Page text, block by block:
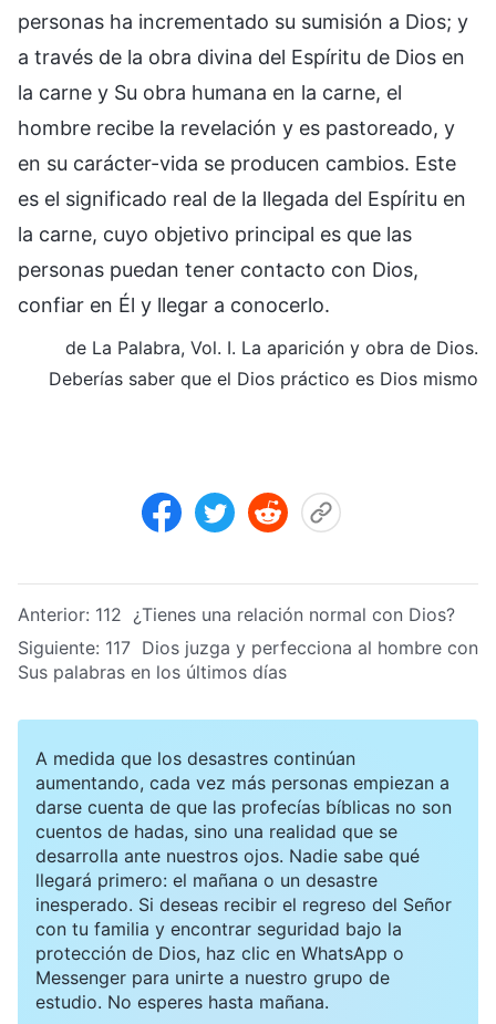
personas ha incrementado su sumisión a Dios; y
a través de la obra divina del Espíritu de Dios en
la carne y Su obra humana en la carne, el
hombre recibe la revelación y es pastoreado, y
en su carácter-vida se producen cambios. Este
es el significado real de la llegada del Espíritu en
la carne, cuyo objetivo principal es que las
personas puedan tener contacto con Dios,
confiar en Él y llegar a conocerlo.
de La Palabra, Vol. I. La aparición y obra de Dios.
Deberías saber que el Dios práctico es Dios mismo
Anterior: 112 ¿Tienes una relación normal con Dios?
Siguiente: 117 Dios juzga y perfecciona al hombre con
Sus palabras en los últimos días
A medida que los desastres continúan
aumentando, cada vez más personas empiezan a
darse cuenta de que las profecías bíblicas no son
cuentos de hadas, sino una realidad que se
desarrolla ante nuestros ojos. Nadie sabe qué
llegará primero: el mañana o un desastre
inesperado. Si deseas recibir el regreso del Señor
con tu familia y encontrar seguridad bajo la
protección de Dios, haz clic en WhatsApp o
Messenger para unirte a nuestro grupo de
estudio. No esperes hasta mañana.